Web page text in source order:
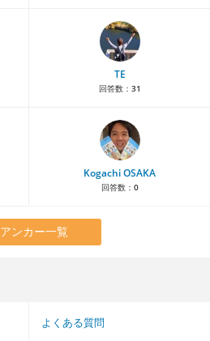
TE
回答数： 31
Kogachi OSAKA
回答数： 0
アンカー一覧
よくある質問